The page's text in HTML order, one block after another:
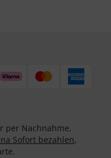
per Nachnahme,
Sofort bezahlen,